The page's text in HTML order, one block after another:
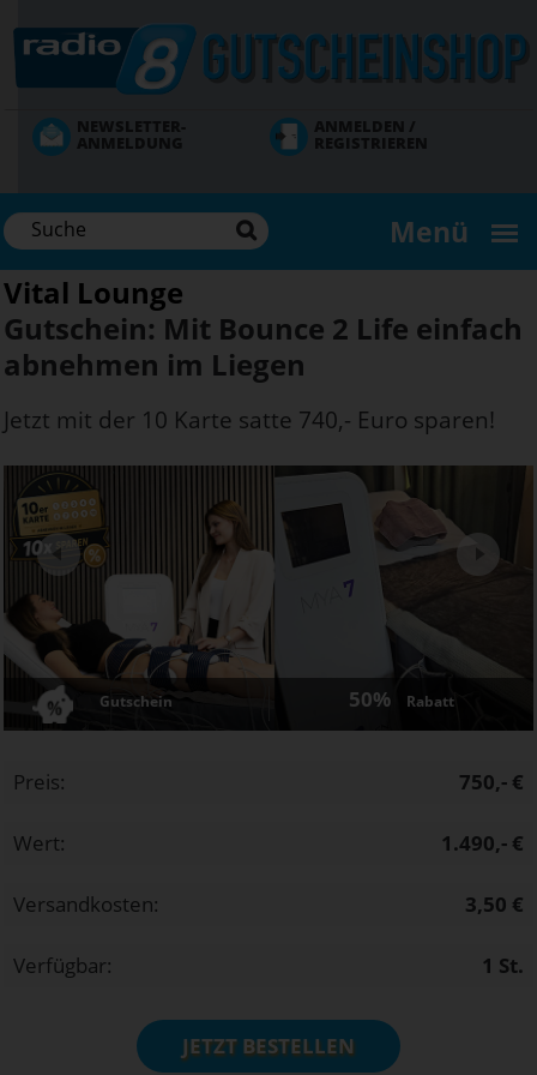
zum
Inhalt
NEWSLETTER-
ANMELDUNG
ANMELDEN /
REGISTRIEREN
Menü
Vital Lounge
Gutschein: Mit Bounce 2 Life einfach
abnehmen im Liegen
Jetzt mit der 10 Karte satte 740,- Euro sparen!
Gutschein 50% Rabatt
Next
Preis: 750,- €
Wert: 1.490,- €
Versandkosten: 3,50 €
Verfügbar: 1 St.
JETZT BESTELLEN